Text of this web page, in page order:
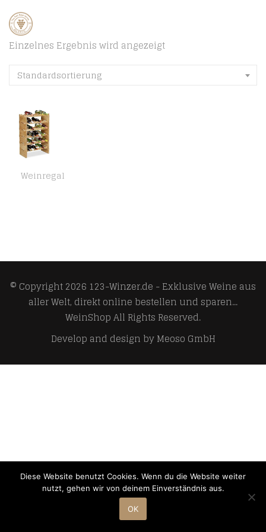
Einzelnes Ergebnis wird angezeigt
Standardsortierung
Weinregal
© Copyright 2026 123-Winzer.de - Exklusive Weine aus
aller Welt, direkt online bestellen und sparen...
WeinShopAll Rights Reserved.
Develop and design byMeoso GmbH
Diese Website benutzt Cookies. Wenn du die Website weiter
nutzt, gehen wir von deinem Einverständnis aus.
OK